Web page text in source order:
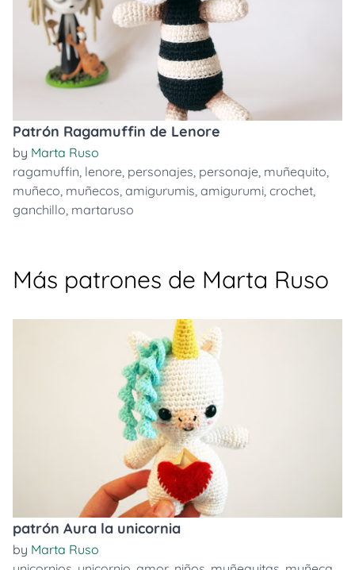
Patrón Ragamuffin de Lenore
by Marta Ruso
ragamuffin, lenore, personajes, personaje, muñequito,
muñeco, muñecos, amigurumis, amigurumi, crochet,
ganchillo, martaruso
Más patrones de Marta Ruso
patrón Aura la unicornia
by Marta Ruso